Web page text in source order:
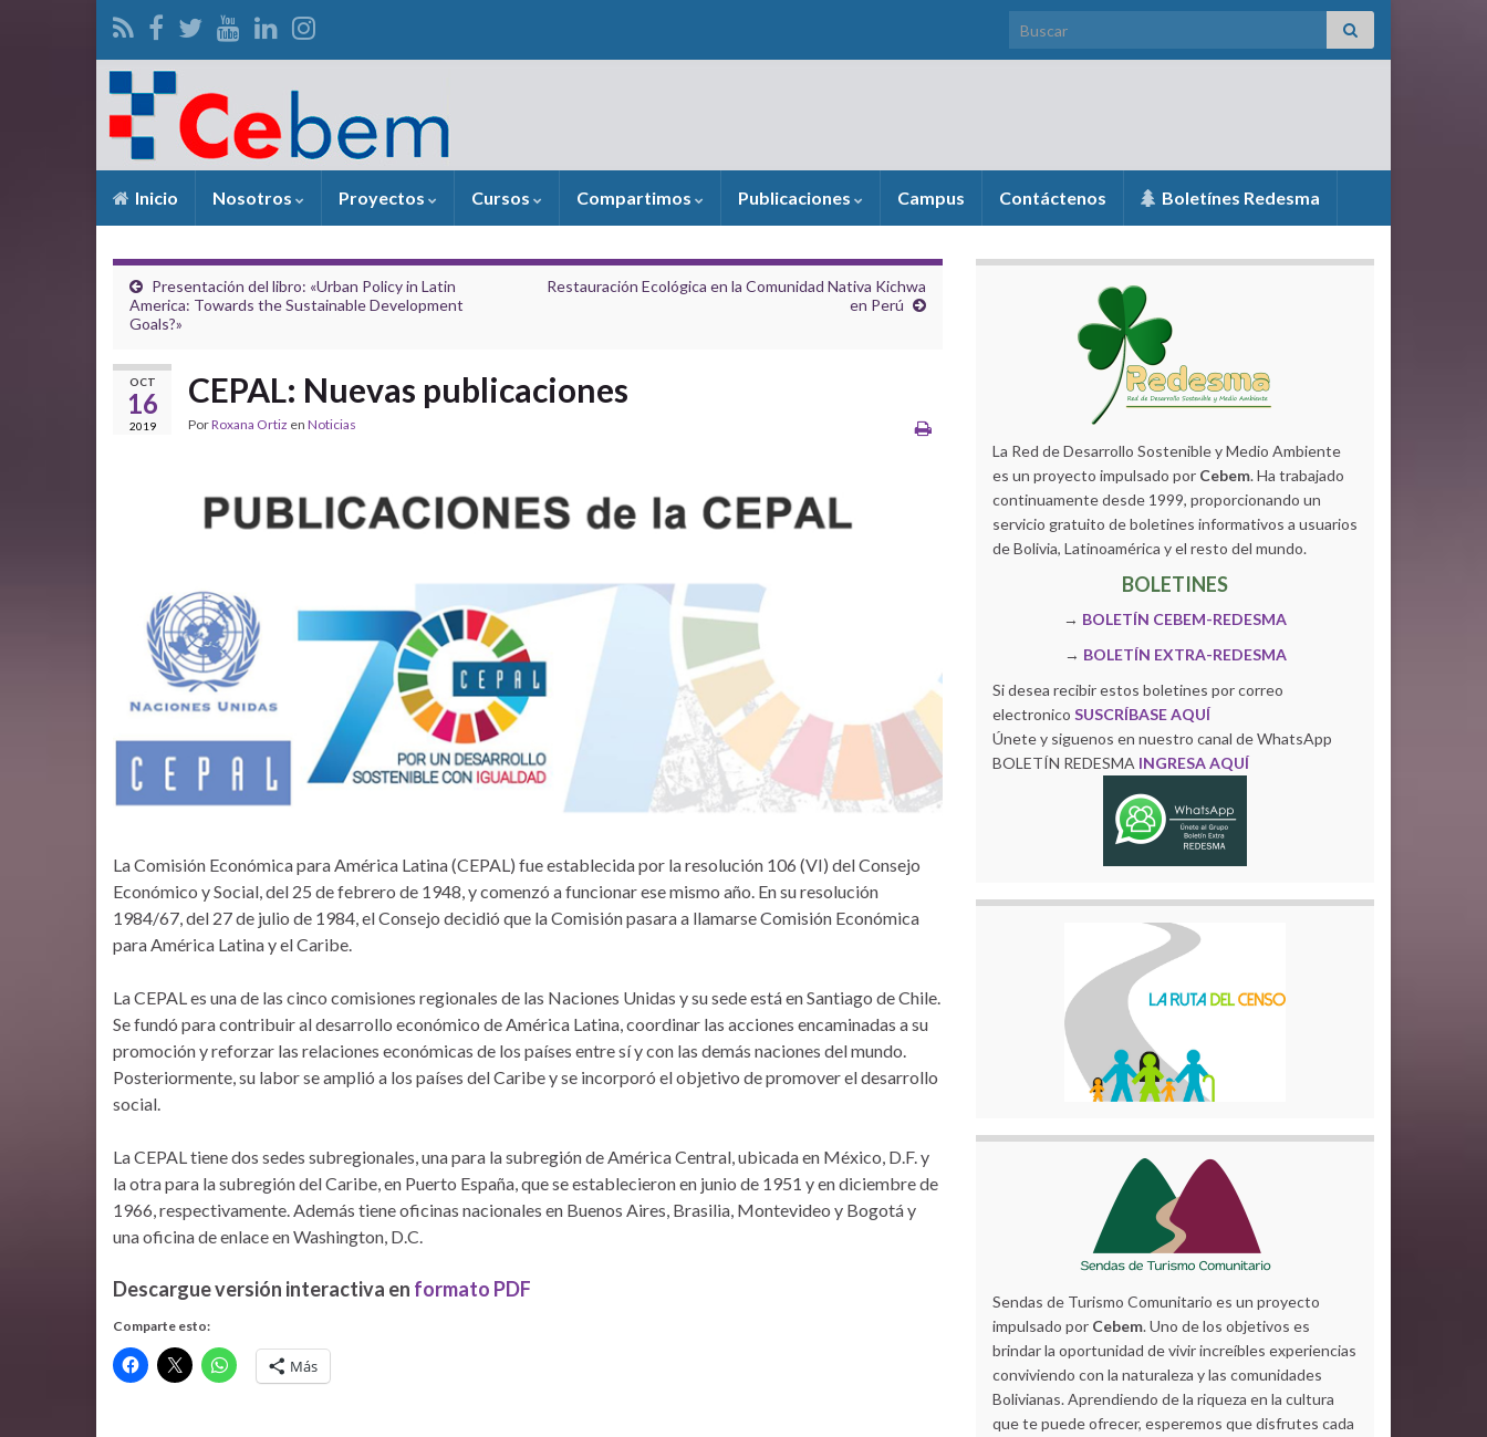
Search for:
Inicio Nosotros Proyectos Cursos Compartimos Publicaciones Campus Contáctenos Boletínes Redesma
Presentación del libro: «Urban Policy in Latin
America: Towards the Sustainable Development
Goals?»
Restauración Ecológica en la Comunidad Nativa Kichwa
en Perú
OCT
16
2019
CEPAL: Nuevas publicaciones
PorRoxana Ortiz en Noticias
La Comisión Económica para América Latina (CEPAL) fue establecida por la resolución 106 (VI) del Consejo
Económico y Social, del 25 de febrero de 1948, y comenzó a funcionar ese mismo año. En su resolución
1984/67, del 27 de julio de 1984, el Consejo decidió que la Comisión pasara a llamarse Comisión Económica
para América Latina y el Caribe.
La CEPAL es una de las cinco comisiones regionales de las Naciones Unidas y su sede está en Santiago de Chile.
Se fundó para contribuir al desarrollo económico de América Latina, coordinar las acciones encaminadas a su
promoción y reforzar las relaciones económicas de los países entre sí y con las demás naciones del mundo.
Posteriormente, su labor se amplió a los países del Caribe y se incorporó el objetivo de promover el desarrollo
social.
La CEPAL tiene dos sedes subregionales, una para la subregión de América Central, ubicada en México, D.F. y
la otra para la subregión del Caribe, en Puerto España, que se establecieron en junio de 1951 y en diciembre de
1966, respectivamente. Además tiene oficinas nacionales en Buenos Aires, Brasilia, Montevideo y Bogotá y
una oficina de enlace en Washington, D.C.
Descargue versión interactiva en formato PDF
Comparte esto:
Más
La Red de Desarrollo Sostenible y Medio Ambiente
es un proyecto impulsado por Cebem. Ha trabajado
continuamente desde 1999, proporcionando un
servicio gratuito de boletines informativos a usuarios
de Bolivia, Latinoamérica y el resto del mundo.
BOLETINES
→ BOLETÍN CEBEM-REDESMA
→ BOLETÍN EXTRA-REDESMA
Si desea recibir estos boletines por correo
electronico SUSCRÍBASE AQUÍ
Únete y siguenos en nuestro canal de WhatsApp
BOLETÍN REDESMA INGRESA AQUÍ
Sendas de Turismo Comunitario es un proyecto
impulsado por Cebem. Uno de los objetivos es
brindar la oportunidad de vivir increíbles experiencias
conviviendo con la naturaleza y las comunidades
Bolivianas. Aprendiendo de la riqueza en la cultura
que te puede ofrecer, esperemos que disfrutes cada